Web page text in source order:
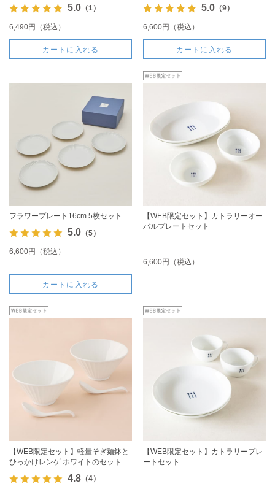
5.0（1）
6,490円（税込）
カートに入れる
5.0（9）
6,600円（税込）
カートに入れる
フラワープレート16cm 5枚セット
5.0（5）
6,600円（税込）
カートに入れる
【WEB限定セット】カトラリーオー
バルプレートセット
6,600円（税込）
【WEB限定セット】軽量そぎ麺鉢と
ひっかけレンゲ ホワイトのセット
4.8（4）
【WEB限定セット】カトラリープレ
ートセット